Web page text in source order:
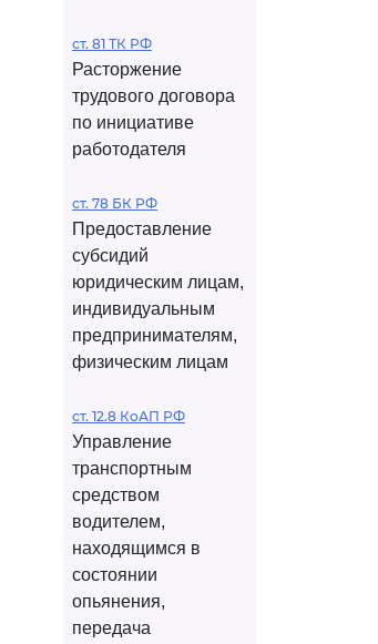
ст. 81 ТК РФ
Расторжение
трудового договора
по инициативе
работодателя
ст. 78 БК РФ
Предоставление
субсидий
юридическим лицам,
индивидуальным
предпринимателям,
физическим лицам
ст. 12.8 КоАП РФ
Управление
транспортным
средством
водителем,
находящимся в
состоянии
опьянения,
передача